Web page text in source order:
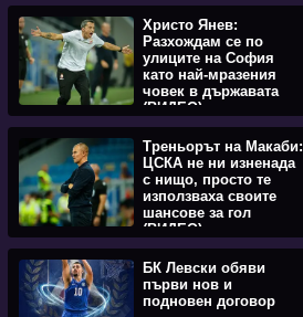
Христо Янев:
Разхождам се по
улиците на София
като най-мразения
човек в държавата
(ВИДЕО)
Треньорът на Макаби:
ЦСКА не ни изненада
с нищо, просто те
използваха своите
шансове за гол
(ВИДЕО)
БК Левски обяви
първи нов и
подновен договор